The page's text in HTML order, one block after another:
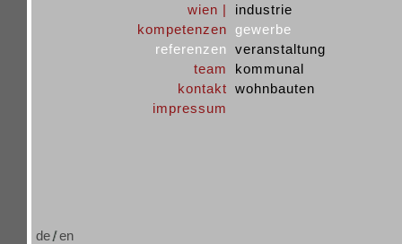
de en
wien |
kompetenzen
referenzen
industrie
gewerbe
veranstaltung
kommunal
wohnbauten
team
kontakt
impressum